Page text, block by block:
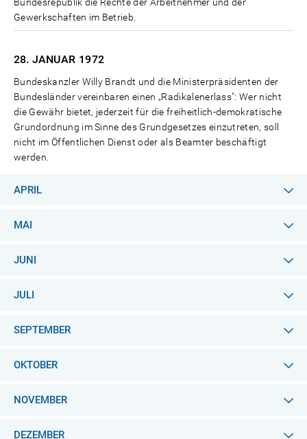
Gewerkschaften im Betrieb.
28. JANUAR 1972
Bundeskanzler Willy Brandt und die Ministerpräsidenten der
Bundesländer vereinbaren einen „Radikalenerlass": Wer nicht
die Gewähr bietet, jederzeit für die freiheitlich-demokratische
Grundordnung im Sinne des Grundgesetzes einzutreten, soll
nicht im Öffentlichen Dienst oder als Beamter beschäftigt
werden.
APRIL
MAI
JUNI
JULI
SEPTEMBER
OKTOBER
NOVEMBER
DEZEMBER